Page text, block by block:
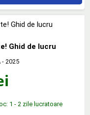
Ghid de lucru
- 2025
1 - 2 zile lucratoare